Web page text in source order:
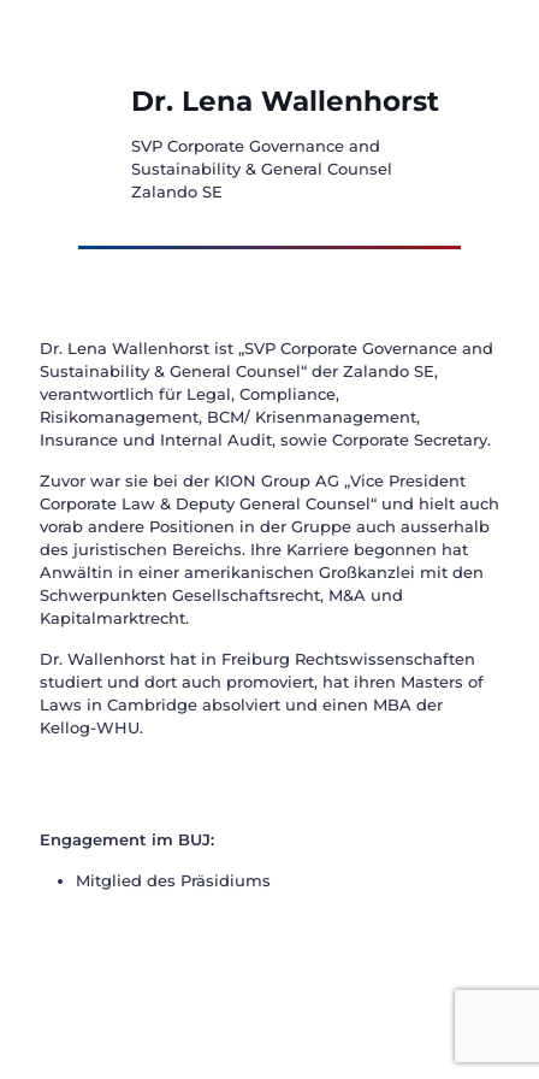
Dr. Lena Wallenhorst
SVP Corporate Governance and
Sustainability & General Counsel
Zalando SE
Dr. Lena Wallenhorst ist „SVP Corporate Governance and
Sustainability & General Counsel“ der Zalando SE,
verantwortlich für Legal, Compliance,
Risikomanagement, BCM/ Krisenmanagement,
Insurance und Internal Audit, sowie Corporate Secretary.
Zuvor war sie bei der KION Group AG „Vice President
Corporate Law & Deputy General Counsel“ und hielt auch
vorab andere Positionen in der Gruppe auch ausserhalb
des juristischen Bereichs. Ihre Karriere begonnen hat
Anwältin in einer amerikanischen Großkanzlei mit den
Schwerpunkten Gesellschaftsrecht, M&A und
Kapitalmarktrecht.
Dr. Wallenhorst hat in Freiburg Rechtswissenschaften
studiert und dort auch promoviert, hat ihren Masters of
Laws in Cambridge absolviert und einen MBA der
Kellog-WHU.
Engagement im BUJ:
Mitglied des Präsidiums